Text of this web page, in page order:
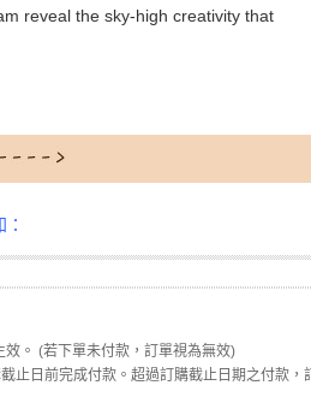
reveal the sky-high creativity that
。 (若下單未付款，訂單視為無效)
止日前完成付款。超過訂購截止日期之付款，訂